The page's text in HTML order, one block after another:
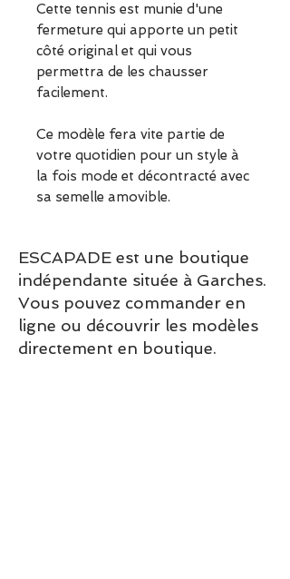
Cette tennis est munie d'une
fermeture qui apporte un petit
côté original et qui vous
permettra de les chausser
facilement.
Ce modèle fera vite partie de
votre quotidien pour un style à
la fois mode et décontracté avec
sa semelle amovible.
ESCAPADE est une boutique
indépendante située à Garches.
Vous pouvez commander en
ligne ou découvrir les modèles
directement en boutique.